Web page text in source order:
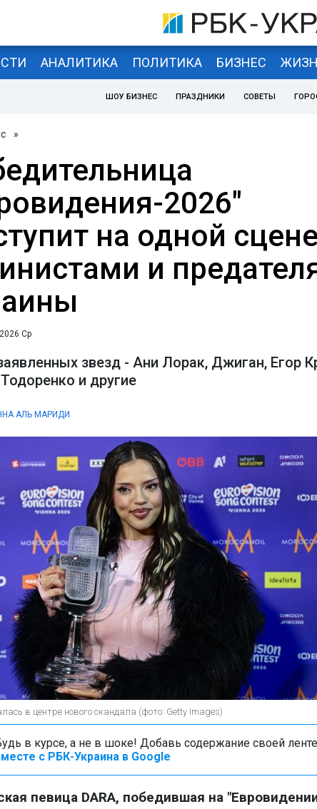
АНАЛИТИКА ПОЛИТИКА БИЗНЕС
ШОУ БИЗНЕС ПРАЗДНИКИ СОВЕТЫ
»
2026"
на одной
и
Ср
звезд - Ани Лорак, Джиган, Егор
и другие
АЛЬ МАРИДИ
в центре нового скандала (фото: Getty Images)
в курсе, а не в шоке! Добавь содержание своей ленте
с РБК-Украина в Google
певица DARA, победившая на